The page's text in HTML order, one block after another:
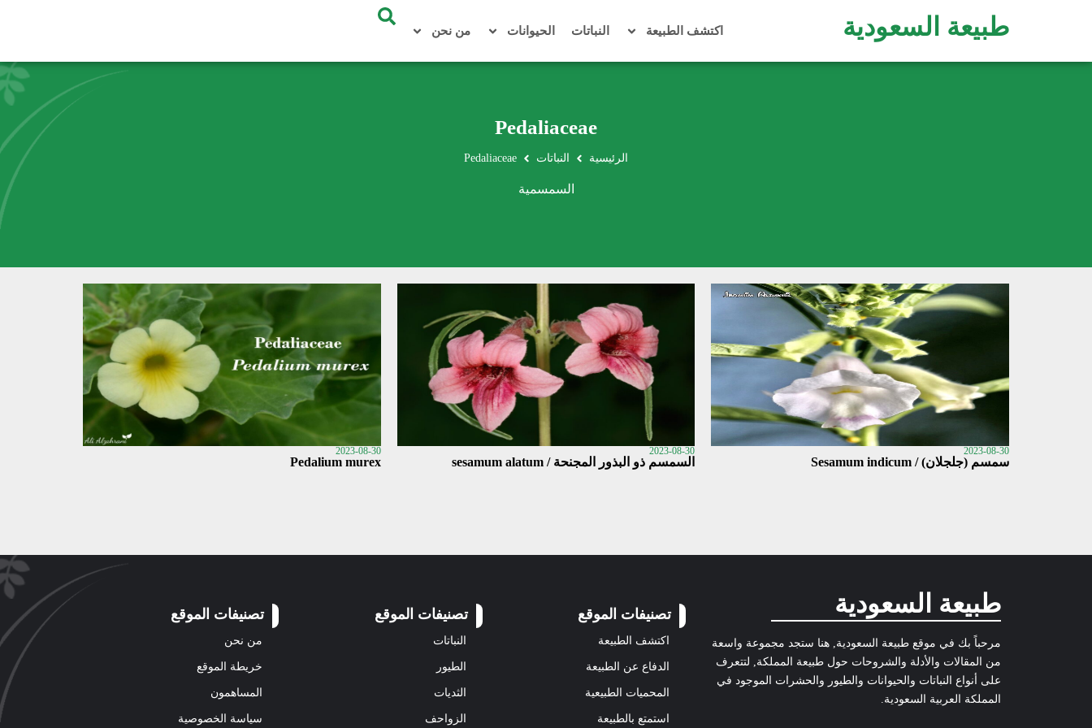
طبيعة السعودية اكتشف الطبيعة النباتات الحيوانات من نحن
Pedaliaceae
الرئيسية النباتات Pedaliaceae
السمسمية
2023-08-30
سمسم (جلجلان) / Sesamum indicum
2023-08-30
السمسم ذو البذور المجنحة / sesamum alatum
2023-08-30
Pedalium murex
طبيعة السعودية
مرحباً بك في موقع طبيعة السعودية, هنا ستجد مجموعة واسعة
من المقالات والأدلة والشروحات حول طبيعة المملكة, لتتعرف
على أنواع النباتات والحيوانات والطيور والحشرات الموجود في
المملكة العربية السعودية.
تصنيفات الموقع
اكتشف الطبيعة
الدفاع عن الطبيعة
المحميات الطبيعية
استمتع بالطبيعة
تصنيفات الموقع
النباتات
الطيور
الثديات
الزواحف
تصنيفات الموقع
من نحن
خريطة الموقع
المساهمون
سياسة الخصوصية